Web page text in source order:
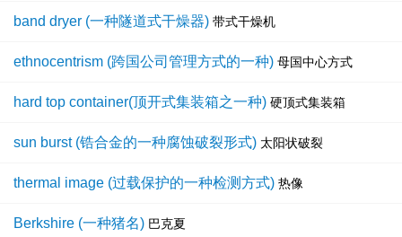
band dryer (一种隧道式干燥器) 带式干燥机
ethnocentrism (跨国公司管理方式的一种) 母国中心方式
hard top container(顶开式集装箱之一种) 硬顶式集装箱
sun burst (锆合金的一种腐蚀破裂形式) 太阳状破裂
thermal image (过载保护的一种检测方式) 热像
Berkshire (一种猪名) 巴克夏